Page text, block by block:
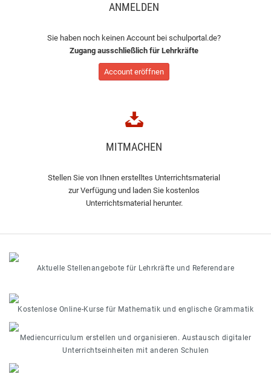
ANMELDEN
Sie haben noch keinen Account bei schulportal.de?
Zugang ausschließlich für Lehrkräfte
Account eröffnen
MITMACHEN
Stellen Sie von Ihnen erstelltes Unterrichtsmaterial
zur Verfügung und laden Sie kostenlos
Unterrichtsmaterial herunter.
Aktuelle Stellenangebote für Lehrkräfte und Referendare
Kostenlose Online-Kurse für Mathematik und englische Grammatik
Mediencurriculum erstellen und organisieren. Austausch digitaler
Unterrichtseinheiten mit anderen Schulen